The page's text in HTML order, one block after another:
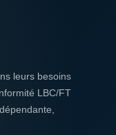
leurs besoins
LBC/FT